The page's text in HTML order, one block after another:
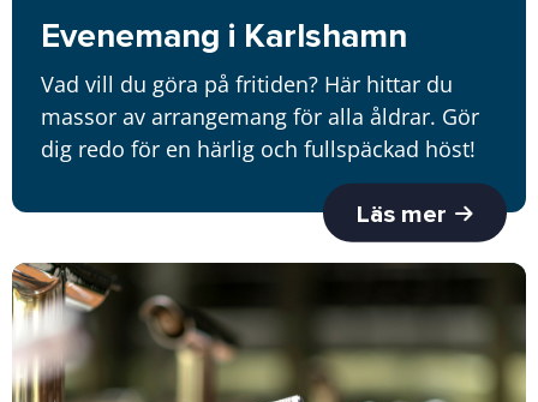
Evenemang i Karlshamn
Vad vill du göra på fritiden? Här hittar du
massor av arrangemang för alla åldrar. Gör
dig redo för en härlig och fullspäckad höst!
Läs mer